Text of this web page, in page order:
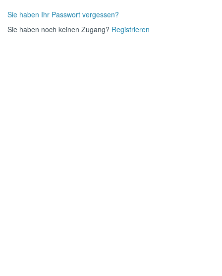
Sie haben Ihr Passwort vergessen?
Sie haben noch keinen Zugang? Registrieren